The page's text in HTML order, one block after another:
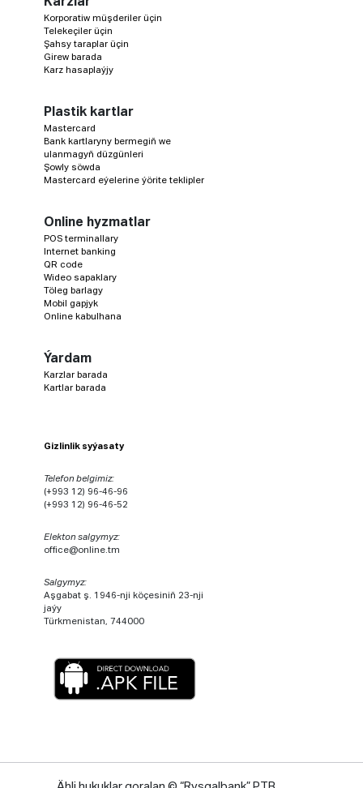
Korporatiw müşderiler üçin
Telekeçiler üçin
Şahsy taraplar üçin
Girew barada
Karz hasaplaýjy
Plastik kartlar
Mastercard
Bank kartlaryny bermegiň we
ulanmagyň düzgünleri
Şowly söwda
Mastercard eýelerine ýörite teklipler
Online hyzmatlar
POS terminallary
Internet banking
QR code
Wideo sapaklary
Töleg barlagy
Mobil gapjyk
Online kabulhana
Ýardam
Karzlar barada
Kartlar barada
Gizlinlik syýasaty
Telefon belgimiz:
(+993 12) 96-46-96
(+993 12) 96-46-52
Elekton salgymyz:
office@online.tm
Salgymyz:
Aşgabat ş. 1946-nji köçesiniň 23-nji
jaýy
Türkmenistan, 744000